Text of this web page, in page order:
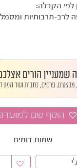
לפי הקבלה:
תרבותיות ומסמל
שמות דומים